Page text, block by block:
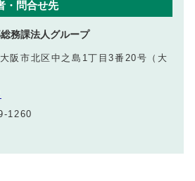
・問合せ先
務課法人グループ
市北区中之島1丁目3番20号（大
1260